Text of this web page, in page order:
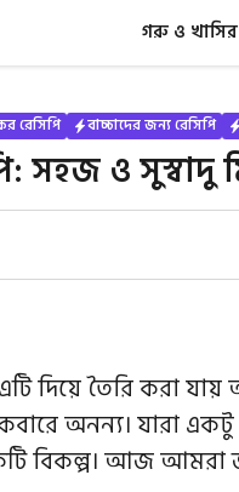
গরু ও খাসির
রেসিপি বাচ্চাদের জন্য রেসিপি
সহজ ও সুস্বাদু
দিয়ে তৈরি করা যায়
অনন্য। যারা একটু
বিকল্প। আজ আমরা